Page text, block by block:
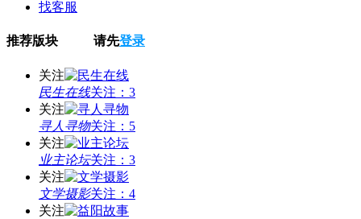
找客服
推荐版块 请先登录
关注
民生在线关注：3
关注
寻人寻物关注：5
关注
业主论坛关注：3
关注
文学摄影关注：4
关注